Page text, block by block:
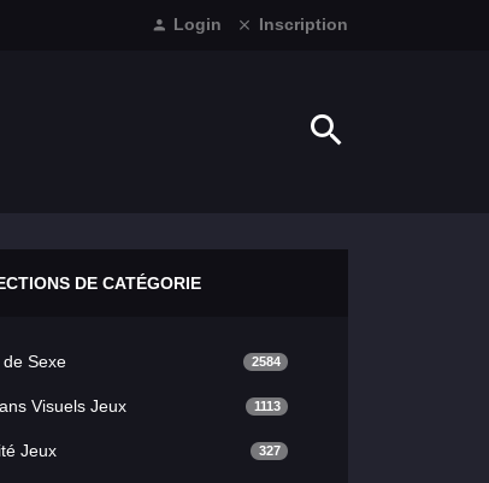
Login Inscription
DE CATÉGORIE
Sexe 2584
Visuels Jeux 1113
Jeux 327